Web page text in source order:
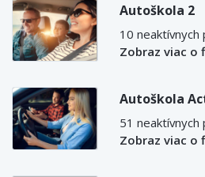
Autoškola 2
10 neaktívnych
Zobraz viac o
Autoškola
51 neaktívnych
Zobraz viac o